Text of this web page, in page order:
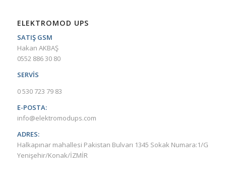
ELEKTROMOD UPS
SATIŞ GSM
Hakan AKBAŞ
0552 886 30 80
SERVİS
0 530 723 79 83
E-POSTA:
info@elektromodups.com
ADRES:
Halkapınar mahallesi Pakistan Bulvarı 1345 Sokak Numara:1/G
Yenişehir/Konak/İZMİR